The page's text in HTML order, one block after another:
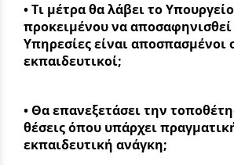
• Τι μέτρα θα λάβει το
προκειμένου να αποσαφηνισθεί
Υπηρεσίες είναι αποσπασμένοι
εκπαιδευτικοί;
• Θα επανεξετάσει την
θέσεις όπου υπάρχει
εκπαιδευτική ανάγκη;